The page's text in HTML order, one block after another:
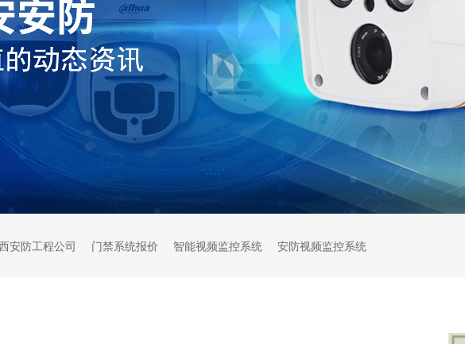
安防工程公司 门禁系统报价 智能视频监控系统 安防视频监控系统